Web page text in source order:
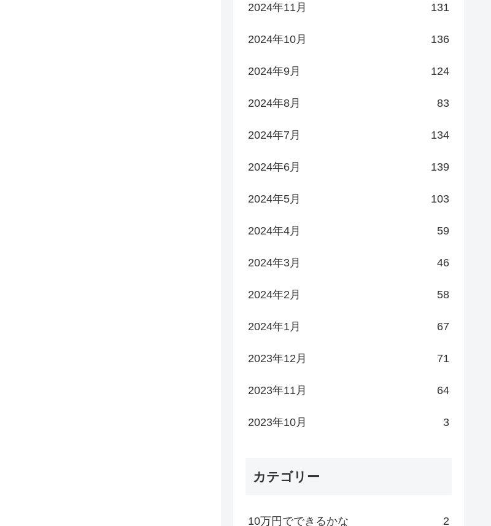
2024年11月 131
2024年10月 136
2024年9月 124
2024年8月 83
2024年7月 134
2024年6月 139
2024年5月 103
2024年4月 59
2024年3月 46
2024年2月 58
2024年1月 67
2023年12月 71
2023年11月 64
2023年10月 3
カテゴリー
10万円でできるかな 2